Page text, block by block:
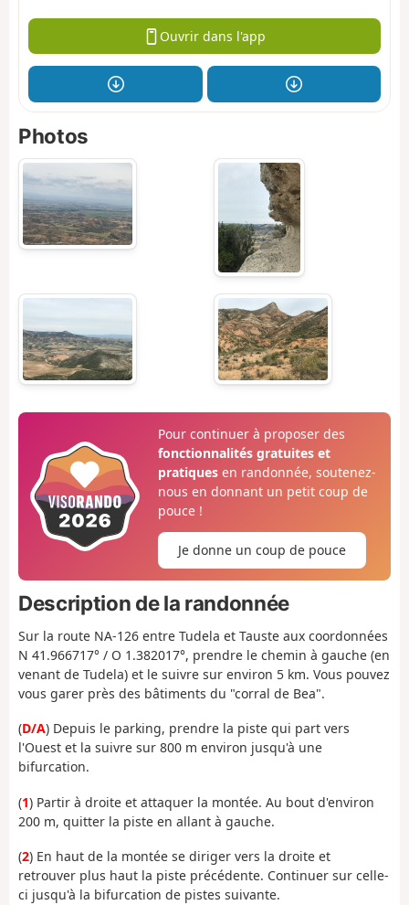
Ouvrir dans l'app
Photos
Pour continuer à proposer des
fonctionnalités gratuites et
pratiquesen randonnée, soutenez-
nous en donnant un petit coup de
pouce !
Je donne un coup de pouce
Description de la randonnée
Sur la route NA-126 entre Tudela et Tauste aux coordonnées
N 41.966717° / O 1.382017°, prendre le chemin à gauche (en
venant de Tudela) et le suivre sur environ 5 km. Vous pouvez
vous garer près des bâtiments du "corral de Bea".
(D/A) Depuis le parking, prendre la piste qui part vers
l'Ouest et la suivre sur 800 m environ jusqu'à une
bifurcation.
(1) Partir à droite et attaquer la montée. Au bout d'environ
200 m, quitter la piste en allant à gauche.
(2) En haut de la montée se diriger vers la droite et
retrouver plus haut la piste précédente. Continuer sur celle-
ci jusqu'à la bifurcation de pistes suivante.